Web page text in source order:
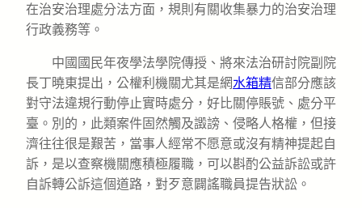
在治安治理處分法方面，規則有關收集暴力的治安治理
行政義務等。
中國國民年夜學法學院傳授、將來法治研討院副院
長丁曉東提出，公權利機關尤其是網水箱精信部分應該
對守法違規行動停止實時處分，好比關停賬號、處分平
臺。別的，此類案件固然觸及譭謗、侵略人格權，但接
濟往往很是艱苦，當事人經常不愿意或沒有精神提起自
訴，是以查察機關應積極履職，可以斟酌公益訴訟或許
自訴轉公訴這個道路，對歹意闢謠職員提告狀訟。